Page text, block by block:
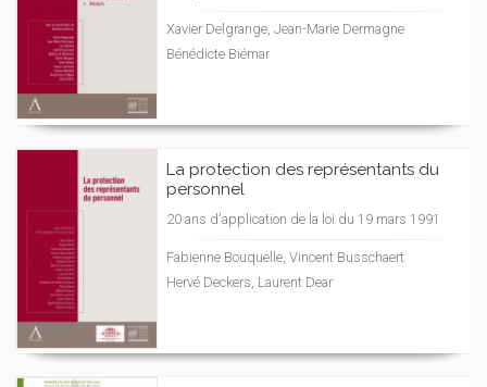
Xavier Delgrange, Jean-Marie Dermagne
Bénédicte Biémar
La protection des représentants du
personnel
20 ans d'application de la loi du 19 mars 1991
Fabienne Bouquelle, Vincent Busschaert
Hervé Deckers, Laurent Dear